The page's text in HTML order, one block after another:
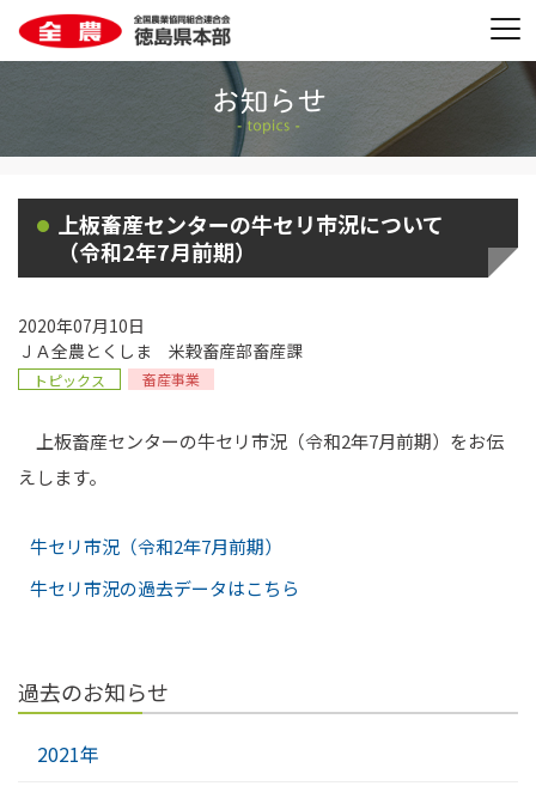
上板畜産センターの牛セリ市況について
（令和2年7月前期）
2020年07月10日
ＪＡ全農とくしま 米穀畜産部畜産課
トピックス 畜産事業
上板畜産センターの牛セリ市況（令和2年7月前期）をお伝
えします。
牛セリ市況（令和2年7月前期）
牛セリ市況の過去データはこちら
過去のお知らせ
2021年